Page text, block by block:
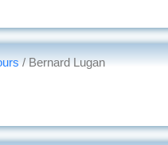
/ Bernard Lugan